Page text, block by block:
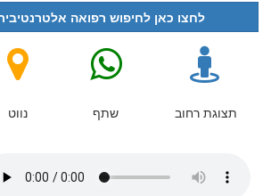
לחצו כאן לחיפוש רפואה
תצוגת רחוב שתף נווט